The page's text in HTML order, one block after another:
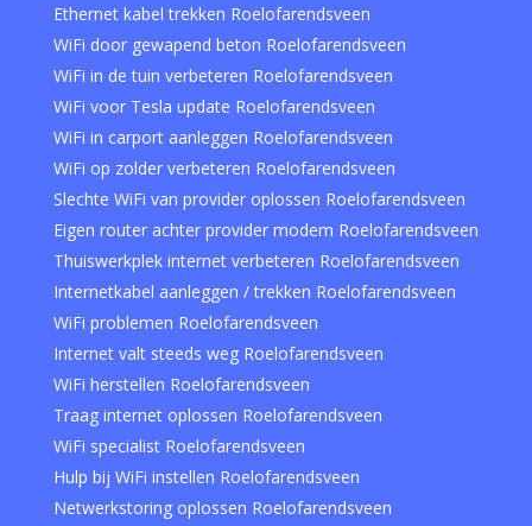
Ethernet kabel trekken Roelofarendsveen
WiFi door gewapend beton Roelofarendsveen
WiFi in de tuin verbeteren Roelofarendsveen
WiFi voor Tesla update Roelofarendsveen
WiFi in carport aanleggen Roelofarendsveen
WiFi op zolder verbeteren Roelofarendsveen
Slechte WiFi van provider oplossen Roelofarendsveen
Eigen router achter provider modem Roelofarendsveen
Thuiswerkplek internet verbeteren Roelofarendsveen
Internetkabel aanleggen / trekken Roelofarendsveen
WiFi problemen Roelofarendsveen
Internet valt steeds weg Roelofarendsveen
WiFi herstellen Roelofarendsveen
Traag internet oplossen Roelofarendsveen
WiFi specialist Roelofarendsveen
Hulp bij WiFi instellen Roelofarendsveen
Netwerkstoring oplossen Roelofarendsveen